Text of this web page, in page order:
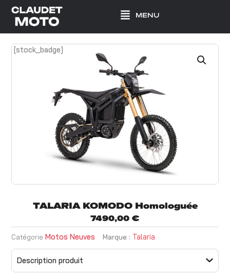
Aller
MENU
[stock_badge]
TALARIA KOMODO Homologuée
7490,00 €
Catégorie Motos Neuves Marque : Talaria
Description produit